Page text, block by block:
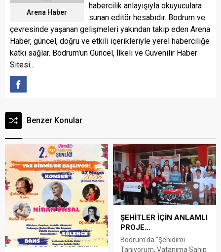
Arena Haber
habercilik anlayışıyla okuyuculara
sunan editör hesabıdır. Bodrum ve
çevresinde yaşanan gelişmeleri yakından takip eden Arena
Haber, güncel, doğru ve etkili içerikleriyle yerel haberciliğe
katkı sağlar. Bodrum'un Güncel, İlkeli ve Güvenilir Haber
Sitesi...
Benzer Konular
ŞEHİTLER İÇİN ANLAMLI
PROJE…
Bodrum’da “Şehidimi
Tanıyorum, Vatanıma Sahip